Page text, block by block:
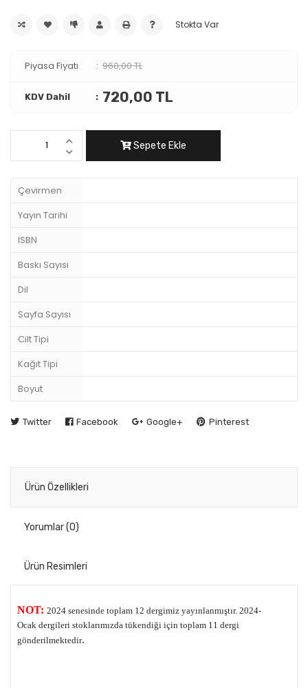
Stokta Var
Piyasa Fiyatı 960,00 TL
KDV Dahil 720,00 TL
Sepete Ekle
Çevirmen
Yayın Tarihi
ISBN
Baskı Sayısı
Dil
Sayfa Sayısı
Cilt Tipi
Kağıt Tipi
Boyut
Twitter Facebook Google+ Pinterest
Ürün Özellikleri
Yorumlar(0)
Ürün Resimleri
NOT: 2024 senesinde toplam 12 dergimiz yayınlanmıştır. 2024-
Ocak dergileri stoklarımızda tükendiği için toplam 11 dergi
gönderilmektedir.